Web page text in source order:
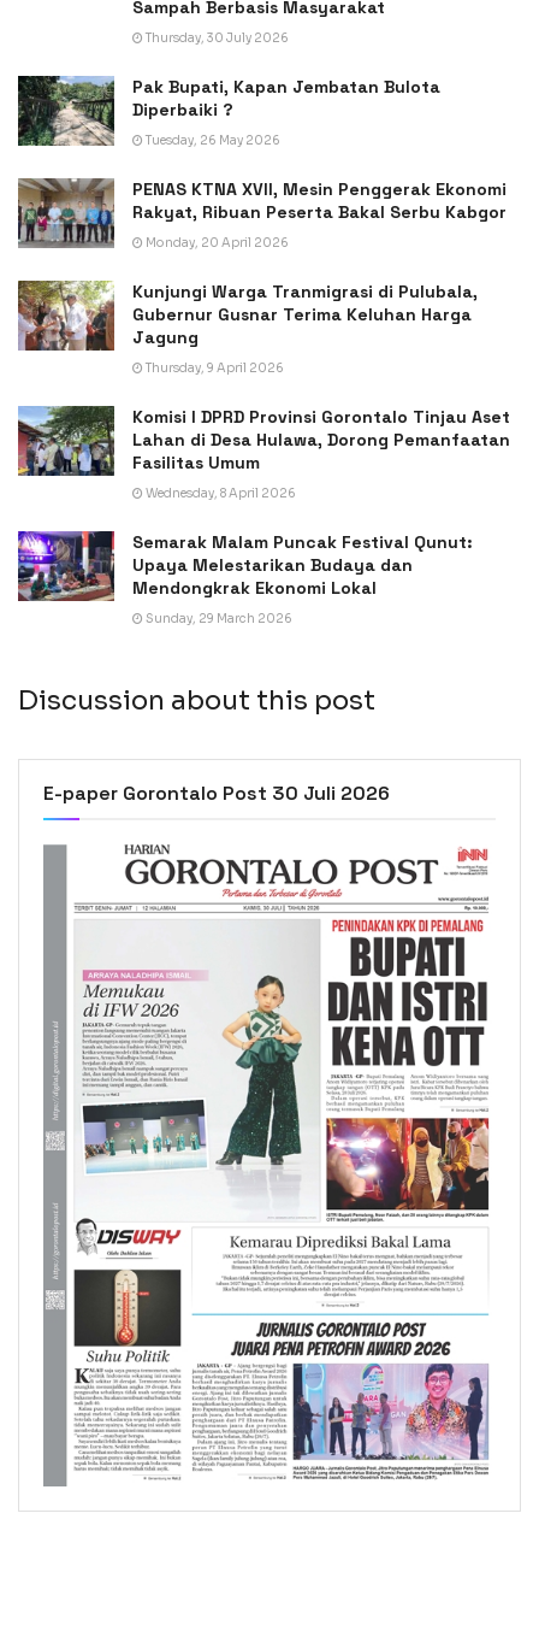
Sampah Berbasis Masyarakat
Thursday, 30 July 2026
Pak Bupati, Kapan Jembatan Bulota
Diperbaiki ?
Tuesday, 26 May 2026
PENAS KTNA XVII, Mesin Penggerak Ekonomi
Rakyat, Ribuan Peserta Bakal Serbu Kabgor
Monday, 20 April 2026
Kunjungi Warga Tranmigrasi di Pulubala,
Gubernur Gusnar Terima Keluhan Harga
Jagung
Thursday, 9 April 2026
Komisi I DPRD Provinsi Gorontalo Tinjau Aset
Lahan di Desa Hulawa, Dorong Pemanfaatan
Fasilitas Umum
Wednesday, 8 April 2026
Semarak Malam Puncak Festival Qunut:
Upaya Melestarikan Budaya dan
Mendongkrak Ekonomi Lokal
Sunday, 29 March 2026
Discussion about this post
E-paper Gorontalo Post 30 Juli 2026